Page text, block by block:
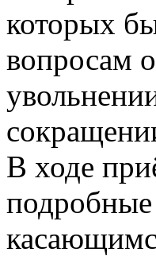
которых
вопросам
В ходе